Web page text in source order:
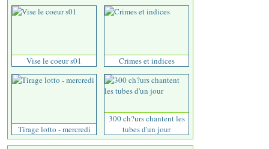
Vise le coeur s01 Crimes et indices
Tirage lotto - mercredi
300 ch?urs chantent les
tubes d'un jour